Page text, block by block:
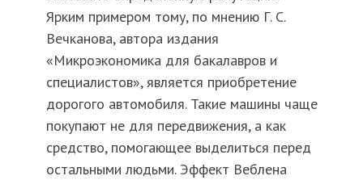
Ярким примером тому, по мнению Г. С.
Вечканова, автора издания
«Микроэкономика для бакалавров и
специалистов», является приобретение
дорогого автомобиля. Такие машины чаще
покупают не для передвижения, а как
средство, помогающее выделиться перед
остальными людьми. Эффект Веблена